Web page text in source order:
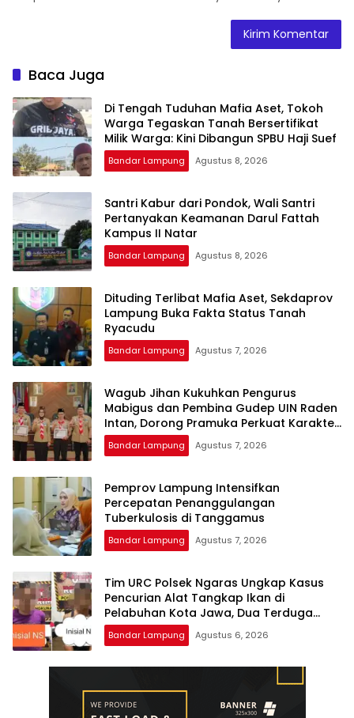
Baca Juga
Di Tengah Tuduhan Mafia Aset, Tokoh
Warga Tegaskan Tanah Bersertifikat
Milik Warga: Kini Dibangun SPBU Haji Suef
Bandar Lampung Agustus 8, 2026
Santri Kabur dari Pondok, Wali Santri
Pertanyakan Keamanan Darul Fattah
Kampus II Natar
Bandar Lampung Agustus 8, 2026
Dituding Terlibat Mafia Aset, Sekdaprov
Lampung Buka Fakta Status Tanah
Ryacudu
Bandar Lampung Agustus 7, 2026
Wagub Jihan Kukuhkan Pengurus
Mabigus dan Pembina Gudep UIN Raden
Intan, Dorong Pramuka Perkuat Karakter
Generasi Muda
Bandar Lampung Agustus 7, 2026
Pemprov Lampung Intensifkan
Percepatan Penanggulangan
Tuberkulosis di Tanggamus
Bandar Lampung Agustus 7, 2026
Tim URC Polsek Ngaras Ungkap Kasus
Pencurian Alat Tangkap Ikan di
Pelabuhan Kota Jawa, Dua Terduga
Pelaku Diamankan.
Bandar Lampung Agustus 6, 2026